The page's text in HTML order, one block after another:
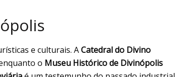
e culturais. ACatedral do Divino
o Museu Histórico de Divinópolis